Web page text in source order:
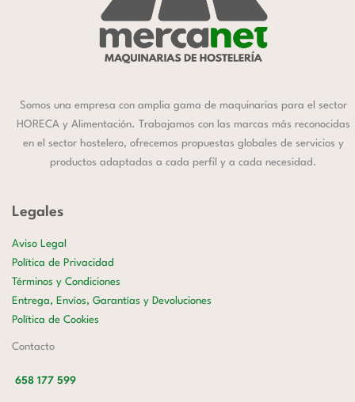
Somos una empresa con amplia gama de maquinarias para el sector
HORECA y Alimentación. Trabajamos con las marcas más reconocidas
en el sector hostelero, ofrecemos propuestas globales de servicios y
productos adaptadas a cada perfil y a cada necesidad.
Legales
Aviso Legal
Política de Privacidad
Términos y Condiciones
Entrega, Envíos, Garantías y Devoluciones
Política de Cookies
Contacto
658 177 599